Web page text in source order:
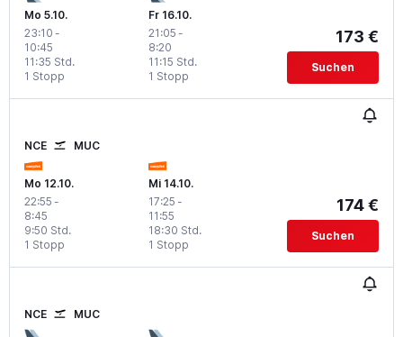
Mo 5.10.
23:10 -
10:45
1 Stopp
11:35 Std.
Fr 16.10.
21:05 -
8:20
1 Stopp
11:15 Std.
173 €
Suchen
NCE MUC
Mo 12.10.
22:55 -
8:45
1 Stopp
9:50 Std.
Mi 14.10.
17:25 -
11:55
1 Stopp
18:30 Std.
174 €
Suchen
NCE MUC